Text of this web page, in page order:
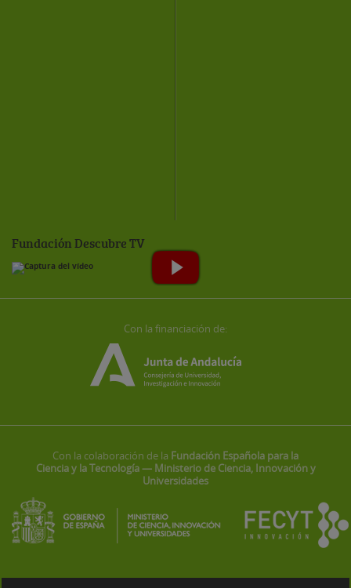
Fundación Descubre TV
Con la financiación de:
Con la colaboración de la Fundación Española para la
Ciencia y la Tecnología — Ministerio de Ciencia, Innovación y
Universidades